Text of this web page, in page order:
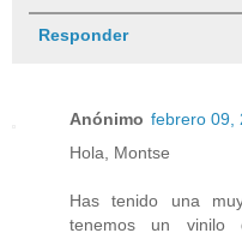
Responder
Anónimo febrero 09,
Hola, Montse
Has tenido una
tenemos un vinilo